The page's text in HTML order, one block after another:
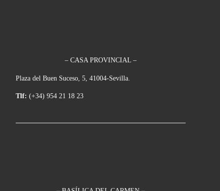
– CASA PROVINCIAL –
Plaza del Buen Suceso, 5, 41004-Sevilla.
Tlf: (+34) 954 21 18 23